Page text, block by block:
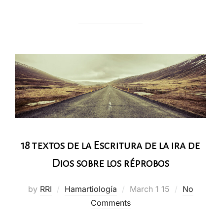
18 textos de la Escritura de la ira de
Dios sobre los réprobos
by RRI Hamartiología
Posted
on
March 1 15
No
Comments